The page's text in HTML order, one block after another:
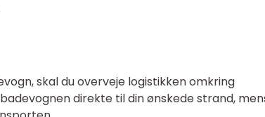
skal du overveje logistikken omkring
direkte til din ønskede strand,